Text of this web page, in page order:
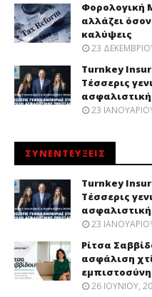
Φορολογική
αλλάζει
καλύψεις
23
Turnkey
Τέσσερις
23
ΣΥΝΕΝΤΕΥΞΕΙΣ
Turnkey
Τέσσερις
23
Ρίτσα
ασφάλιση
26 ΙΟΥΝΊΟΥ,